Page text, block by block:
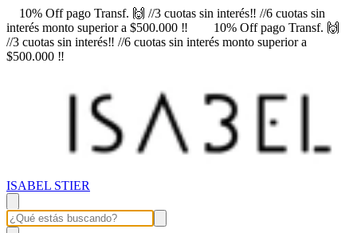
10% Off pago Transf. 🙌 //3 cuotas sin interés‼️ //6 cuotas sin
interés monto superior a $500.000 ‼️
10% Off pago Transf. 🙌
//3 cuotas sin interés‼️ //6 cuotas sin interés monto superior a
$500.000 ‼️
ISABEL STIER